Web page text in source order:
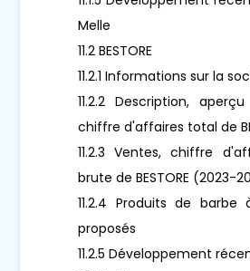
Melle
11.2 BESTORE
11.2.1 Informations sur la
11.2.2 Description,
chiffre d'affaires total de
11.2.3 Ventes, chiffre
brute de BESTORE (2023-
11.2.4 Produits de barbe
proposés
11.2.5 Développement